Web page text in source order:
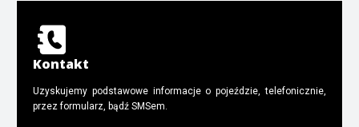
Kontakt
Uzyskujemy podstawowe informacje o pojeździe, telefonicznie,
przez formularz, bądź SMSem.